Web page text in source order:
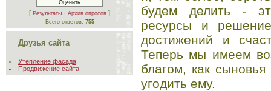
[ Результаты · Архив опросов ]
Всего ответов: 755
Друзья сайта
Утепление фасада
Продвижение сайта
будем делить -
ресурсы и
достижений и
Теперь мы имеем
благом, как
угодить ему.